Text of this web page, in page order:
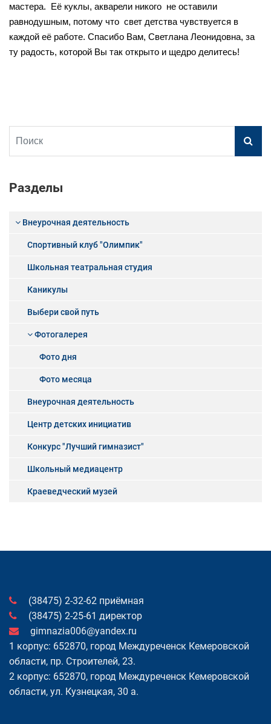
мастера. Её куклы, акварели никого не оставили
равнодушным, потому что свет детства чувствуется в
каждой её работе. Спасибо Вам, Светлана Леонидовна, за
ту радость, которой Вы так открыто и щедро делитесь!
Разделы
Внеурочная деятельность
Спортивный клуб "Олимпик"
Школьная театральная студия
Каникулы
Выбери свой путь
Фотогалерея
Фото дня
Фото месяца
Внеурочная деятельность
Центр детских инициатив
Конкурс "Лучший гимназист"
Школьный медиацентр
Краеведческий музей
(38475) 2-32-62 приёмная
(38475) 2-25-61 директор
gimnazia006@yandex.ru
1 корпус: 652870, город Междуреченск Кемеровской
области, пр. Cтроителей, 23.
2 корпус: 652870, город Междуреченск Кемеровской
области, ул. Кузнецкая, 30 а.